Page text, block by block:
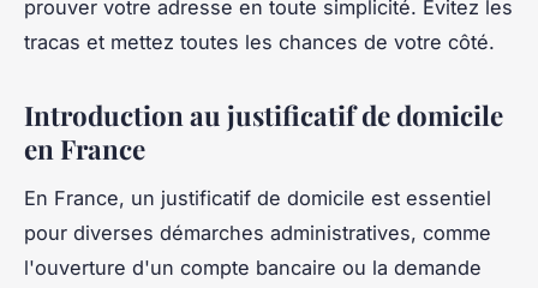
prouver votre adresse en toute simplicité. Évitez les
tracas et mettez toutes les chances de votre côté.
Introduction au justificatif de domicile
en France
En France, un justificatif de domicile est essentiel
pour diverses démarches administratives, comme
l'ouverture d'un compte bancaire ou la demande